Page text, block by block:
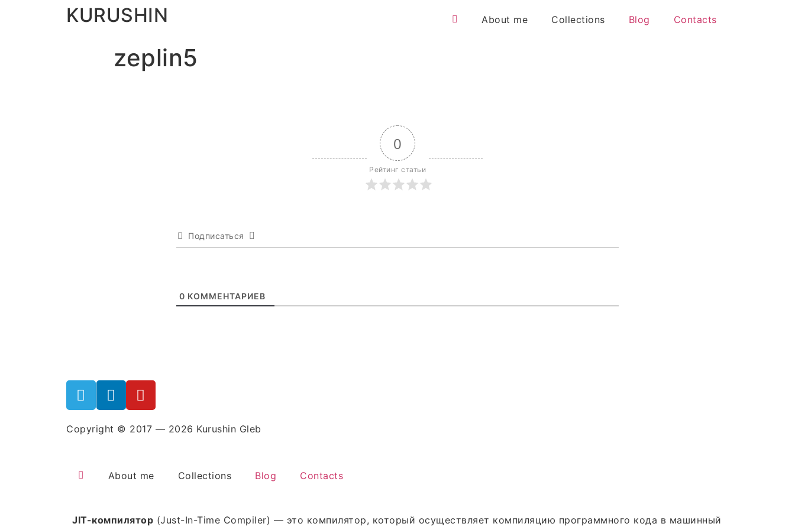
KURUSHIN About me Collections Blog Contacts
zeplin5
0
Рейтинг статьи
Подписаться
0 КОММЕНТАРИЕВ
Copyright © 2017 — 2026 Kurushin Gleb
About me Collections Blog Contacts
JIT-компилятор (Just-In-Time Compiler) — это компилятор, который осуществляет компиляцию программного кода в машинный